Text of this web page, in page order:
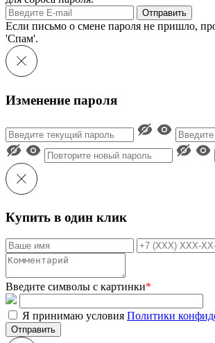
Отправить
Если письмо о смене пароля не пришло,
'Спам'.
Изменение пароля
Купить в один клик
Введите символы с картинки*
Я принимаю условия Политики
Отправить